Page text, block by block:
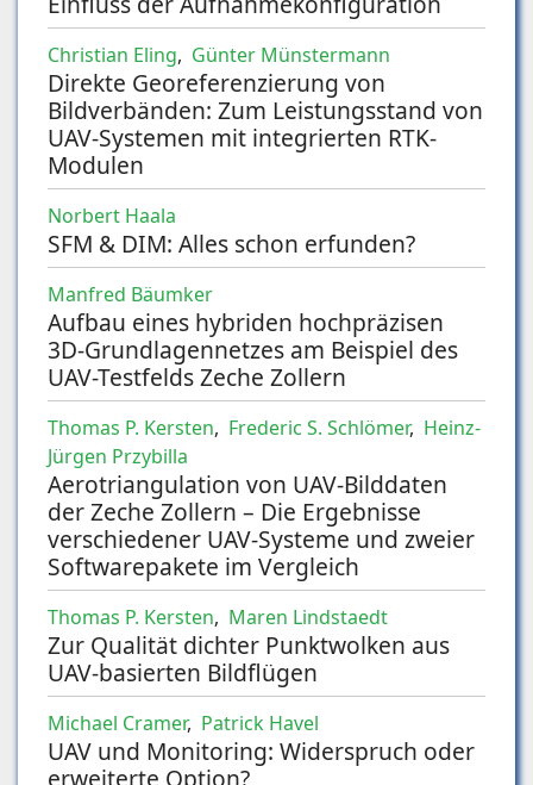
Christian Eling, Günter Münstermann
Direkte Georeferenzierung von
Bildverbänden: Zum Leistungsstand von
UAV-Systemen mit integrierten RTK-
Modulen
Norbert Haala
SFM & DIM: Alles schon erfunden?
Manfred Bäumker
Aufbau eines hybriden hochpräzisen
3D-Grundlagennetzes am Beispiel des
UAV-Testfelds Zeche Zollern
Thomas P. Kersten, Frederic S. Schlömer, Heinz-
Jürgen Przybilla
Aerotriangulation von UAV-Bilddaten
der Zeche Zollern – Die Ergebnisse
verschiedener UAV-Systeme und zweier
Softwarepakete im Vergleich
Thomas P. Kersten, Maren Lindstaedt
Zur Qualität dichter Punktwolken aus
UAV-basierten Bildflügen
Michael Cramer, Patrick Havel
UAV und Monitoring: Widerspruch oder